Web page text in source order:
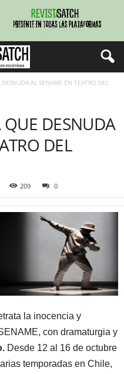
DESNUDA AL SENAME EN TEATRO DEL
QUE DESNUDA
DEL
209 0
la inocencia y
con dramaturgia y
Desde 12 al 16 de octubre
temporadas en Chile,